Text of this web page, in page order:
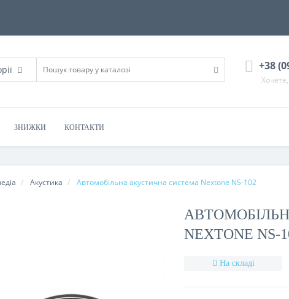
+38
ЗНИЖКИ КОНТАКТИ
Акустика Автомобільна акустична система Nextone NS-102
NEXTONE NS-
На складі